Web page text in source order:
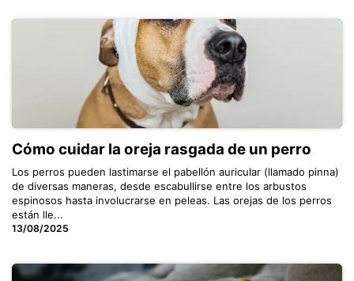
Cómo cuidar la oreja rasgada de un perro
Los perros pueden lastimarse el pabellón auricular (llamado pinna)
de diversas maneras, desde escabullirse entre los arbustos
espinosos hasta involucrarse en peleas. Las orejas de los perros
están lle...
13/08/2025